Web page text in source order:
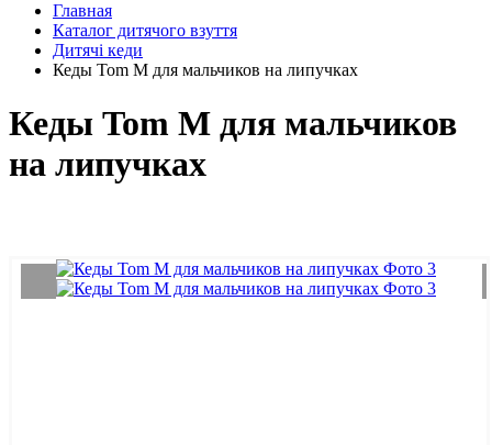
Главная
Каталог дитячого взуття
Дитячі кеди
Кеды Tom M для мальчиков на липучках
Кеды Tom M для мальчиков
на липучках